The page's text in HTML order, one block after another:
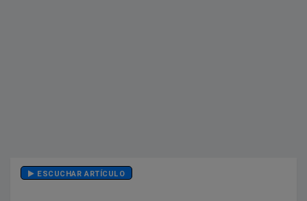
ESCUCHAR ARTÍCULO